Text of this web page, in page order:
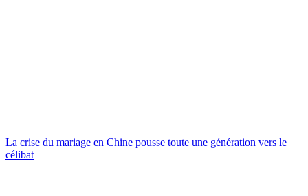
La crise du mariage en Chine pousse toute une génération vers le
célibat